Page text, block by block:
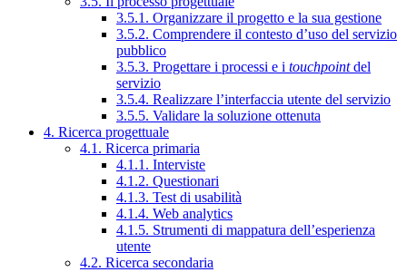
3.5.1. Organizzare il progetto e la sua gestione
3.5.2. Comprendere il contesto d’uso del servizio
pubblico
3.5.3. Progettare i processi e i touchpointdel
servizio
3.5.4. Realizzare l’interfaccia utente del servizio
3.5.5. Validare la soluzione ottenuta
4. Ricerca progettuale
4.1. Ricerca primaria
4.1.1. Interviste
4.1.2. Questionari
4.1.3. Test di usabilità
4.1.4. Web analytics
4.1.5. Strumenti di mappatura dell’esperienza
utente
4.2. Ricerca secondaria